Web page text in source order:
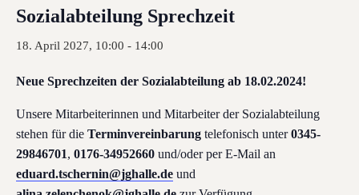
Sozialabteilung Sprechzeit
18. April 2027, 10:00 - 14:00
Neue Sprechzeiten der Sozialabteilung ab 18.02.2024!
Unsere Mitarbeiterinnen und Mitarbeiter der Sozialabteilung
stehen für die Terminvereinbarung telefonisch unter0345-
29846701, 0176-34952660 und/oder per E-Mail an
eduard.tschernin@jghalle.de und